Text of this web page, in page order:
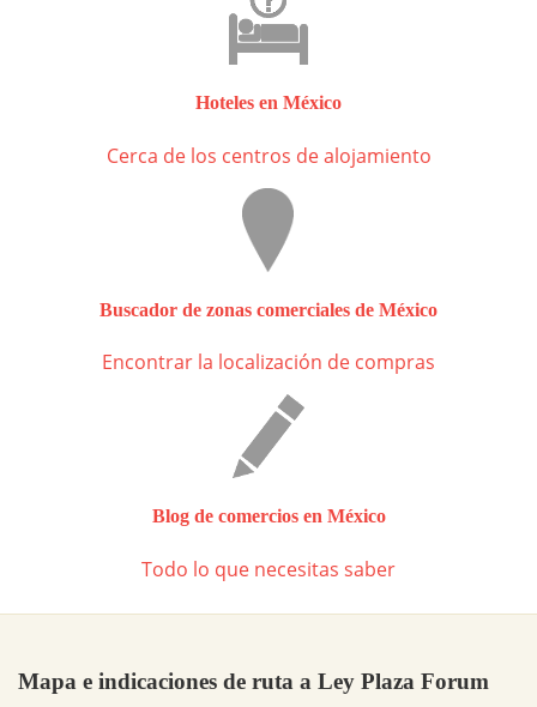
Hoteles en México
Cerca de los centros de alojamiento
Buscador de zonas comerciales de México
Encontrar la localización de compras
Blog de comercios en México
Todo lo que necesitas saber
Mapa e indicaciones de ruta a Ley Plaza Forum